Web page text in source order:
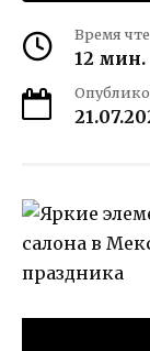
Время
12 мин.